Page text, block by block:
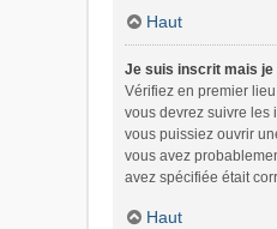
Haut
Je suis inscrit mais je
Vérifiez en premier
vous devrez suivre les
vous puissiez ouvrir
vous avez
avez spécifiée était
Haut